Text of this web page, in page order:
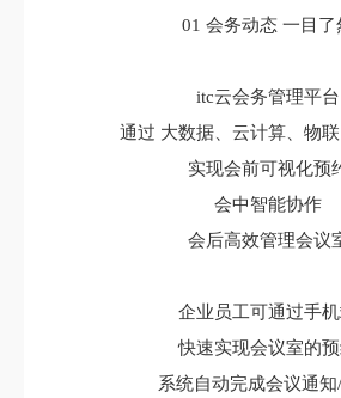
01 会务动态 一目了
itc云会务管理平台
通过 大数据、云计算、物
实现会前可视化预
会中智能协作
会后高效管理会议
企业员工可通过手
快速实现会议室的
系统自动完成会议通知